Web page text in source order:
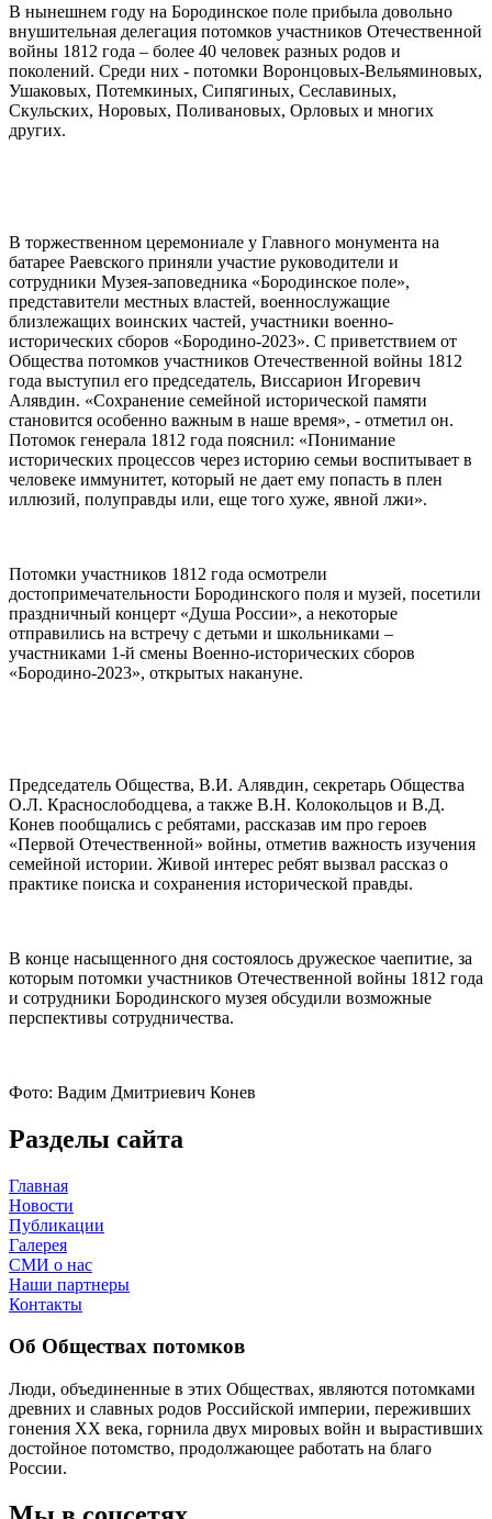
В нынешнем году на Бородинское поле прибыла довольно
внушительная делегация потомков участников Отечественной
войны 1812 года – более 40 человек разных родов и
поколений. Среди них - потомки Воронцовых-Вельяминовых,
Ушаковых, Потемкиных, Сипягиных, Сеславиных,
Скульских, Норовых, Поливановых, Орловых и многих
других.
В торжественном церемониале у Главного монумента на
батарее Раевского приняли участие руководители и
сотрудники Музея-заповедника «Бородинское поле»,
представители местных властей, военнослужащие
близлежащих воинских частей, участники военно-
исторических сборов «Бородино-2023». С приветствием от
Общества потомков участников Отечественной войны 1812
года выступил его председатель, Виссарион Игоревич
Алявдин. «Сохранение семейной исторической памяти
становится особенно важным в наше время», - отметил он.
Потомок генерала 1812 года пояснил: «Понимание
исторических процессов через историю семьи воспитывает в
человеке иммунитет, который не дает ему попасть в плен
иллюзий, полуправды или, еще того хуже, явной лжи».
Потомки участников 1812 года осмотрели
достопримечательности Бородинского поля и музей, посетили
праздничный концерт «Душа России», а некоторые
отправились на встречу с детьми и школьниками –
участниками 1-й смены Военно-исторических сборов
«Бородино-2023», открытых накануне.
Председатель Общества, В.И. Алявдин, секретарь Общества
О.Л. Краснослободцева, а также В.Н. Колокольцов и В.Д.
Конев пообщались с ребятами, рассказав им про героев
«Первой Отечественной» войны, отметив важность изучения
семейной истории. Живой интерес ребят вызвал рассказ о
практике поиска и сохранения исторической правды.
В конце насыщенного дня состоялось дружеское чаепитие, за
которым потомки участников Отечественной войны 1812 года
и сотрудники Бородинского музея обсудили возможные
перспективы сотрудничества.
Фото: Вадим Дмитриевич Конев
Разделы сайта
Главная
Новости
Публикации
Галерея
СМИ о нас
Наши партнеры
Контакты
Об Обществах потомков
Люди, объединенные в этих Обществах, являются потомками
древних и славных родов Российской империи, переживших
гонения XX века, горнила двух мировых войн и вырастивших
достойное потомство, продолжающее работать на благо
России.